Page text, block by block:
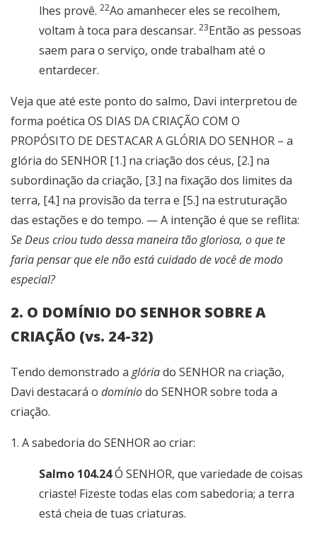
lhes provê. 22Ao amanhecer eles se recolhem,
voltam à toca para descansar. 23Então as pessoas
saem para o serviço, onde trabalham até o
entardecer.
Veja que até este ponto do salmo, Davi interpretou de
forma poética OS DIAS DA CRIAÇÃO COM O
PROPÓSITO DE DESTACAR A GLÓRIA DO SENHOR – a
glória do SENHOR [1.] na criação dos céus, [2.] na
subordinação da criação, [3.] na fixação dos limites da
terra, [4.] na provisão da terra e [5.] na estruturação
das estações e do tempo. — A intenção é que se reflita:
Se Deus criou tudo dessa maneira tão gloriosa, o que te
faria pensar que ele não está cuidado de você de modo
especial?
2. O DOMÍNIO DO SENHOR SOBRE A
CRIAÇÃO (vs. 24-32)
Tendo demonstrado a glóriado SENHOR na criação,
Davi destacará o domíniodo SENHOR sobre toda a
criação.
1. A sabedoria do SENHOR ao criar:
Salmo 104.24Ó SENHOR, que variedade de coisas
criaste! Fizeste todas elas com sabedoria; a terra
está cheia de tuas criaturas.